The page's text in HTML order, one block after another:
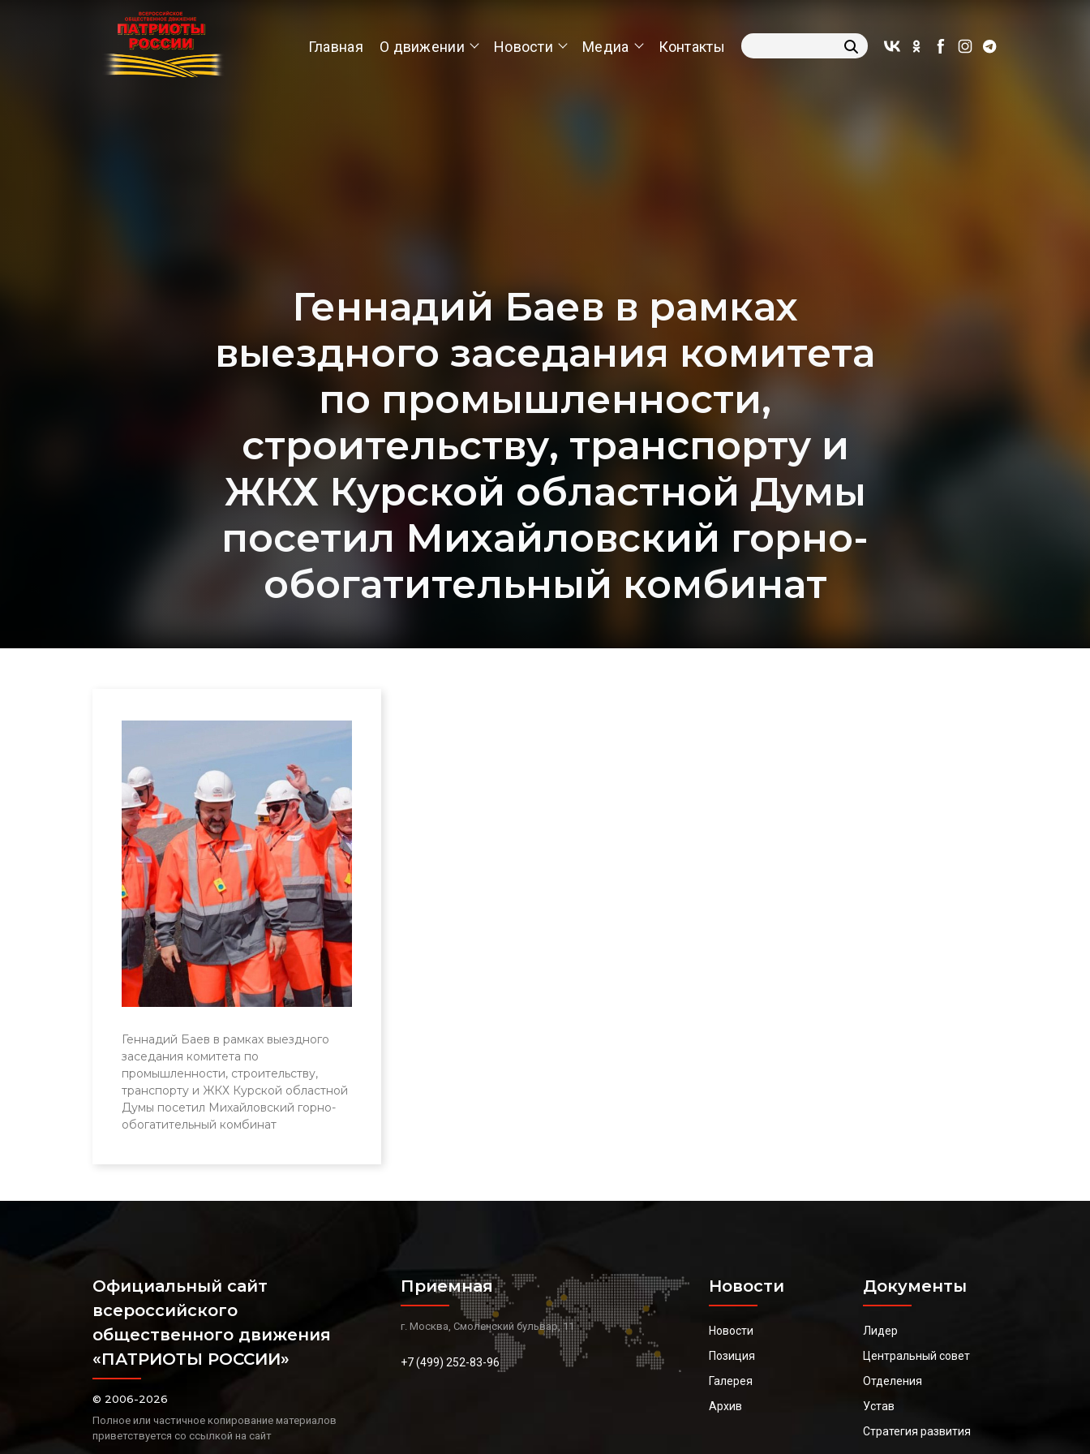
Главная О движении Новости Медиа Контакты
Геннадий Баев в рамках
выездного заседания комитета
по промышленности,
строительству, транспорту и
ЖКХ Курской областной Думы
посетил Михайловский горно-
обогатительный комбинат
Геннадий Баев в рамках выездного
заседания комитета по
промышленности, строительству,
транспорту и ЖКХ Курской областной
Думы посетил Михайловский горно-
обогатительный комбинат
Официальный сайт
всероссийского
общественного движения
«ПАТРИОТЫ РОССИИ»
© 2006-2026
Полное или частичное копирование материалов
приветствуется со ссылкой на сайт
Приемная
г. Москва, Смоленский бульвар, 11
+7 (499) 252-83-96
Новости
Новости
Позиция
Галерея
Архив
Документы
Лидер
Центральный совет
Отделения
Устав
Стратегия развития